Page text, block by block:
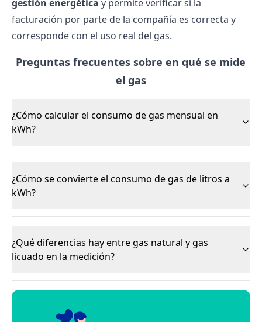
gestión energética y permite verificar si la
facturación por parte de la compañía es correcta y
corresponde con el uso real del gas.
Preguntas frecuentes sobre en qué se mide
el gas
¿Cómo calcular el consumo de gas mensual en
kWh?
¿Cómo se convierte el consumo de gas de litros a
kWh?
¿Qué diferencias hay entre gas natural y gas
licuado en la medición?